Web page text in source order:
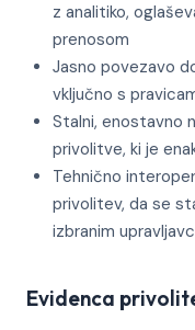
z analitiko,
prenosom
Jasno povezavo
vključno s
Stalni, enostavno
privolitve, ki je
Tehnično
privolitev, da se
izbranim
Evidenca